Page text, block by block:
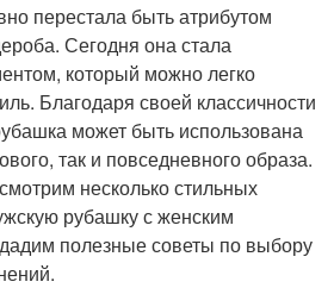
перестала быть атрибутом
Сегодня она стала
который можно легко
Благодаря своей классичности
может быть использована
так и повседневного образа.
несколько стильных
рубашку с женским
полезные советы по выбору